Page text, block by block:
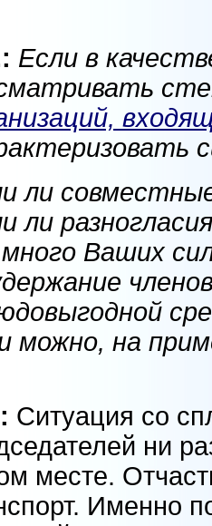
Если в
ли
ли
Ваших
можно, на
Ситуация со
ни
месте.
Именно